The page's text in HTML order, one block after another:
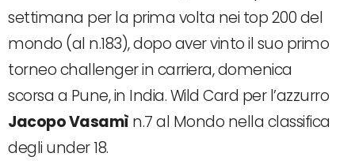
settimana per la prima volta nei top 200 del
mondo (al n.183), dopo aver vinto il suo primo
torneo challenger in carriera, domenica
scorsa a Pune, in India. Wild Card per l’azzurro
Jacopo Vasamì n.7 al Mondo nella classifica
degli under 18.